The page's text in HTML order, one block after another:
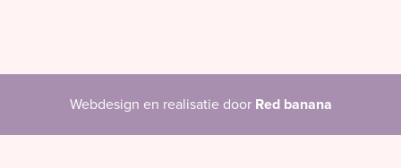
Webdesign en realisatie door Red banana